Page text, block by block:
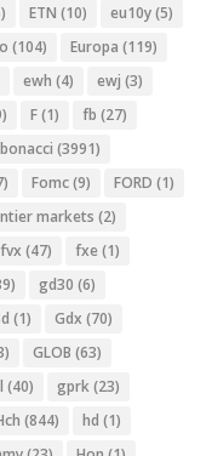
ETN (10) eu10y(5)
(104) Europa (119)
ewh (4) ewj (3)
F(1) fb (27)
(3991)
Fomc(9) FORD (1)
markets (2)
fvx (47) fxe (1)
gd30 (6)
(1) Gdx (70)
GLOB (63)
(40) gprk(23)
(844) hd (1)